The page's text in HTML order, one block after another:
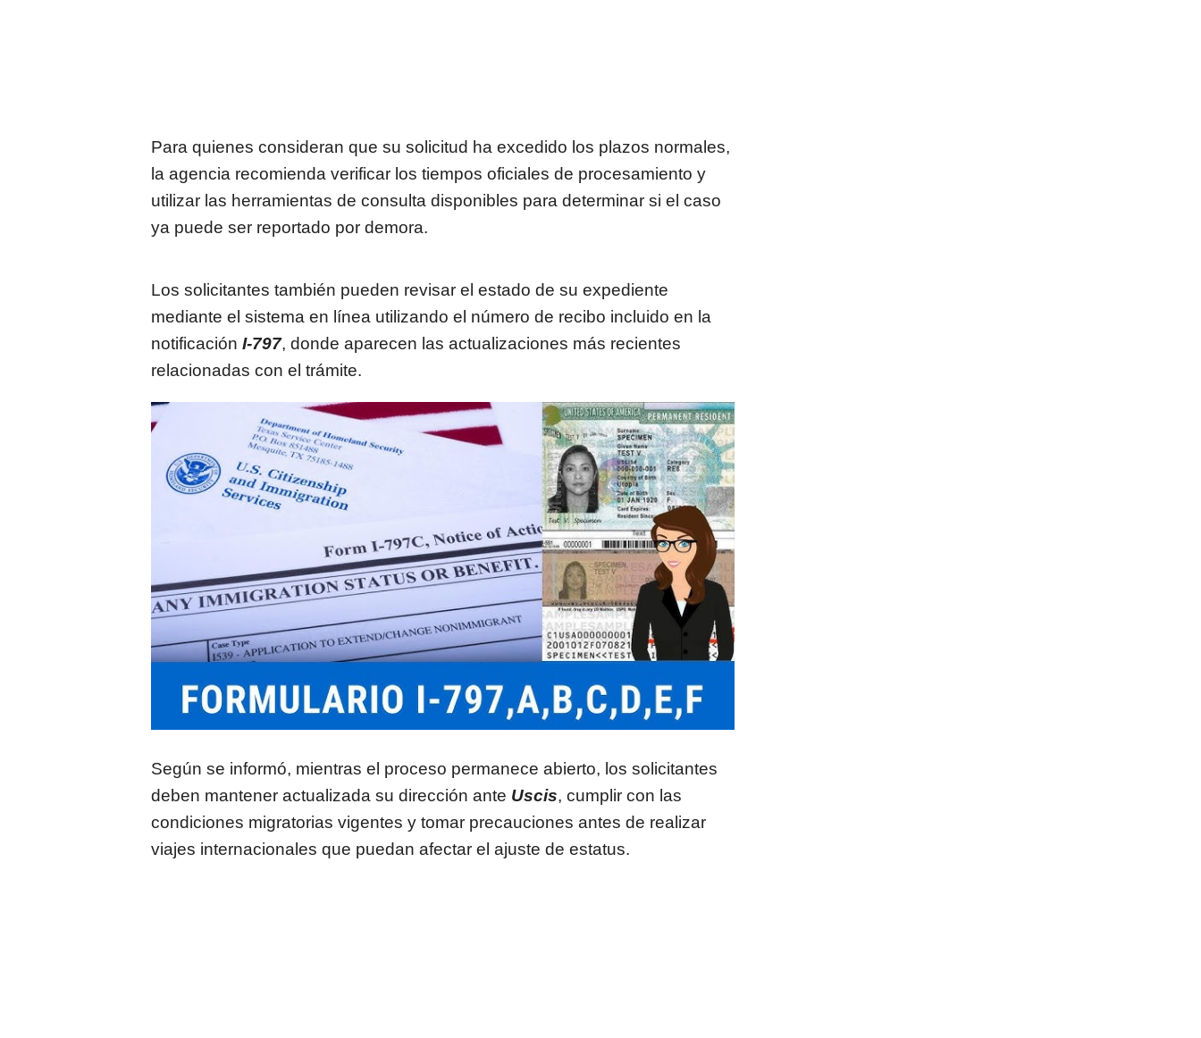
Para quienes consideran que su solicitud ha excedido los plazos normales,
la agencia recomienda verificar los tiempos oficiales de procesamiento y
utilizar las herramientas de consulta disponibles para determinar si el caso
ya puede ser reportado por demora.
Los solicitantes también pueden revisar el estado de su expediente
mediante el sistema en línea utilizando el número de recibo incluido en la
notificación I-797, donde aparecen las actualizaciones más recientes
relacionadas con el trámite.
Según se informó, mientras el proceso permanece abierto, los solicitantes
deben mantener actualizada su dirección ante Uscis, cumplir con las
condiciones migratorias vigentes y tomar precauciones antes de realizar
viajes internacionales que puedan afectar el ajuste de estatus.